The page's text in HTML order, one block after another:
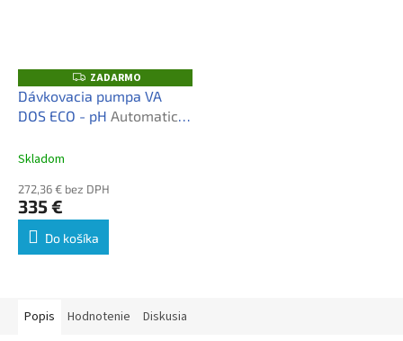
Z
A
D
A
R
ZADARMO
Dávkovacia pumpa VA
DOS ECO - pH Automatický
Skladom
272,36 € bez DPH
335 €
Do košíka
Popis Hodnotenie Diskusia